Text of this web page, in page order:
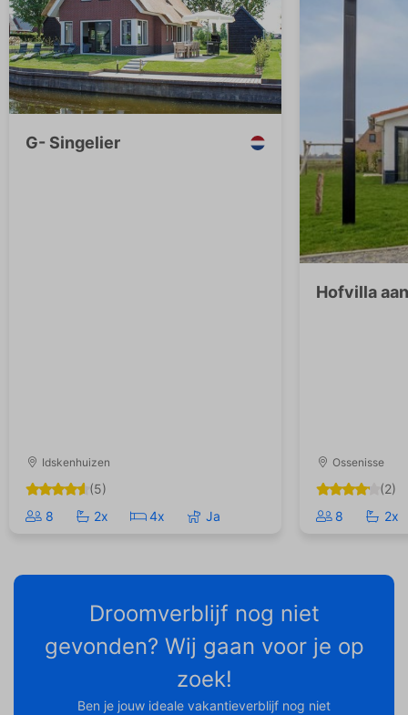
G- Singelier
Idskenhuizen
(5)
8
2x 4x Ja
Hofvilla
Ossenisse
(2)
8
2x
Droomverblijf nog niet
gevonden? Wij gaan voor je op
zoek!
Ben je jouw ideale vakantieverblijf nog niet